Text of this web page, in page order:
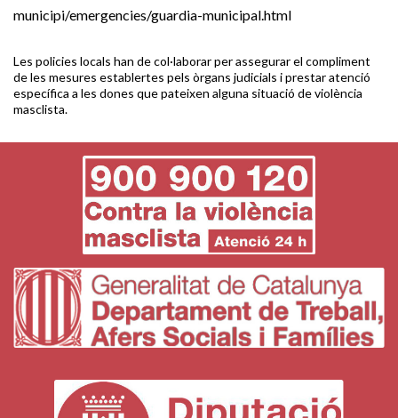
municipi/emergencies/guardia-municipal.html
Les policies locals han de col·laborar per assegurar el compliment
de les mesures establertes pels òrgans judicials i prestar atenció
específica a les dones que pateixen alguna situació de violència
masclista.